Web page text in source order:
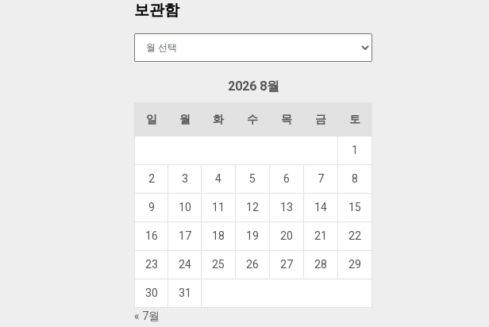
보관함
2026 8월
일 월 화 수 목 금 토
1
2 3 4 5 6 7 8
9 10 11 12 13 14 15
16 17 18 19 20 21 22
23 24 25 26 27 28 29
30
31
« 7월